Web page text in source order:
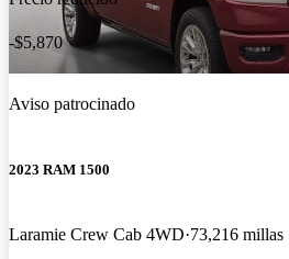
-$5,870
Aviso patrocinado
2023 RAM 1500
Laramie Crew Cab 4WD 73,216 millas